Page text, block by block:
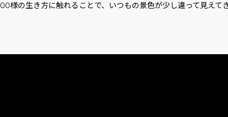
様の生き方に触れることで、いつもの景色が少し違って見えて